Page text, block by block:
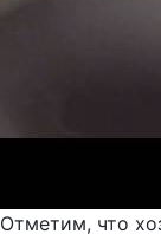
Отметим, что